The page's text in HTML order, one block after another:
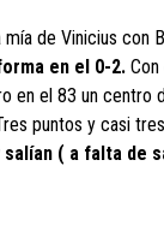
de Vinicius
en el 0-2.
en el 83 un centro
puntos y casi
salían ( a falta de